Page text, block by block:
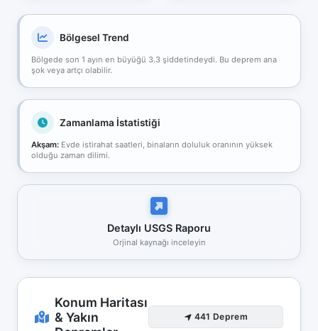
Bölgesel Trend
Bölgede son 1 ayın en büyüğü 3.3 şiddetindeydi. Bu deprem ana
şok veya artçı olabilir.
Zamanlama İstatistiği
Akşam: Evde istirahat saatleri, binaların doluluk oranının yüksek
olduğu zaman dilimi.
Detaylı USGS Raporu
Orjinal kaynağı inceleyin
Konum Haritası
& Yakın
441 Deprem